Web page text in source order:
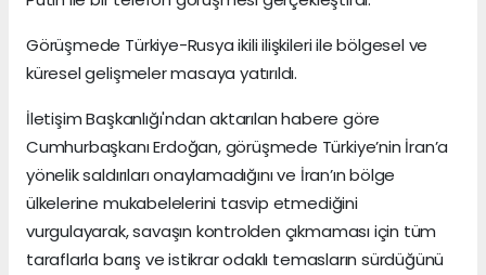
Görüşmede Türkiye-Rusya ikili ilişkileri ile bölgesel ve
küresel gelişmeler masaya yatırıldı.
İletişim Başkanlığı'ndan aktarılan habere göre
Cumhurbaşkanı Erdoğan, görüşmede Türkiye’nin İran’a
yönelik saldırıları onaylamadığını ve İran’ın bölge
ülkelerine mukabelelerini tasvip etmediğini
vurgulayarak, savaşın kontrolden çıkmaması için tüm
taraflarla barış ve istikrar odaklı temasların sürdüğünü